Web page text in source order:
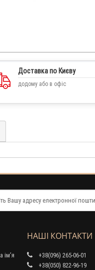
Доставка по Києву
додому або в офіс
НАШІ КОНТАКТИ
+38(096) 265-06-01
+38(050) 822-96-19